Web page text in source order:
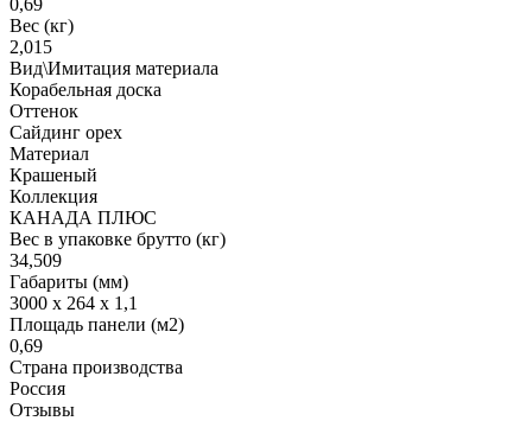
Вес (кг)
2,015
Вид\Имитация материала
Корабельная доска
Оттенок
Сайдинг орех
Материал
Крашеный
Коллекция
КАНАДА ПЛЮС
Вес в упаковке брутто (кг)
34,509
Габариты (мм)
3000 x 264 x 1,1
Площадь панели (м2)
0,69
Страна производства
Россия
Отзывы